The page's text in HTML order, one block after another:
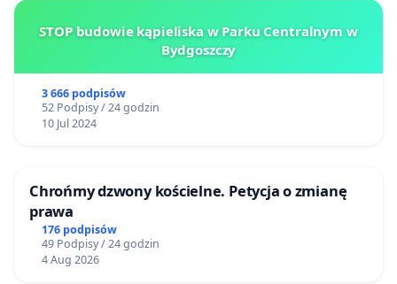
STOP budowie kąpieliska w Parku Centralnym w
Bydgoszczy
3 666 podpisów
52 Podpisy / 24 godzin
10 Jul 2024
Chrońmy dzwony kościelne. Petycja o zmianę
prawa
176 podpisów
49 Podpisy / 24 godzin
4 Aug 2026